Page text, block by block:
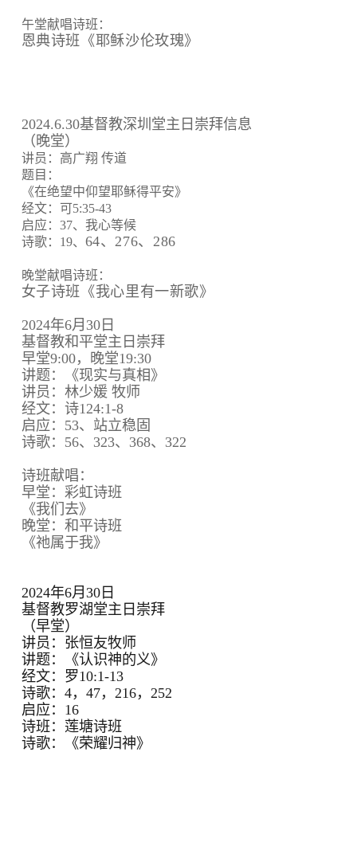
午堂献唱诗班：
恩典诗班《耶稣沙伦玫瑰》
2024.6.30基督教深圳堂主日崇拜信息
（晚堂）
讲员：高广翔 传道
题目：
《在绝望中仰望耶稣得平安》
经文：可5:35-43
启应：37、我心等候
诗歌：19、 64、276、 286
晚堂献唱诗班：
女子诗班《我心里有一新歌》
2024年6月30日
基督教和平堂主日崇拜
早堂9:00，晚堂19:30
讲题：《现实与真相》
讲员：林少媛 牧师
经文：诗124:1-8
启应：53、站立稳固
诗歌：56、323、368、322
诗班献唱：
早堂：彩虹诗班
《我们去》
晚堂：和平诗班
《祂属于我》
2024年6月30日
基督教罗湖堂主日崇拜
（早堂）
讲员：张恒友牧师
讲题：《认识神的义》
经文：罗10:1-13
诗歌：4，47，216，252
启应：16
诗班：莲塘诗班
诗歌：《荣耀归神》